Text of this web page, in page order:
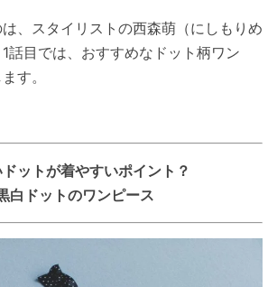
、スタイリストの西森萌（にしもりめ
話目では、おすすめなドット柄ワン
す。
ットが着やすいポイント？
白ドットのワンピース